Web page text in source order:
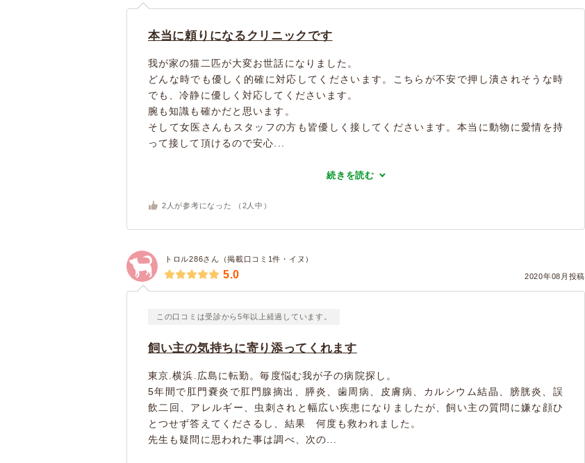
本当に頼りになるクリニックです
我が家の猫二匹が大変お世話になりました。
どんな時でも優しく的確に対応してくださいます。こちらが不安で押し潰されそうな時
でも、冷静に優しく対応してくださいます。
腕も知識も確かだと思います。
そして女医さんもスタッフの方も皆優しく接してくださいます。本当に動物に愛情を持
って接して頂けるので安心...
続きを読む
2 人が参考になった （ 2 人中）
トロル286さん（掲載口コミ1件・イヌ）
2020年08月投稿
5.0
この口コミは受診から5年以上経過しています。
飼い主の気持ちに寄り添ってくれます
東京.横浜.広島に転勤。毎度悩む我が子の病院探し。
5年間で肛門嚢炎で肛門腺摘出、膵炎、歯周病、皮膚病、カルシウム結晶、膀胱炎、誤
飲二回、アレルギー、虫刺されと幅広い疾患になりましたが、飼い主の質問に嫌な顔ひ
とつせず答えてくださるし、結果 何度も救われました。
先生も疑問に思われた事は調べ、次の...